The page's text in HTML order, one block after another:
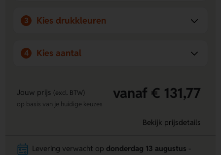
3 Kies drukkleuren
4 Kies aantal
Jouw prijs (excl. BTW) vanaf € 131,77
op basis van je huidige keuzes
Bekijk prijsdetails
Levering verwacht op donderdag 13 augustus